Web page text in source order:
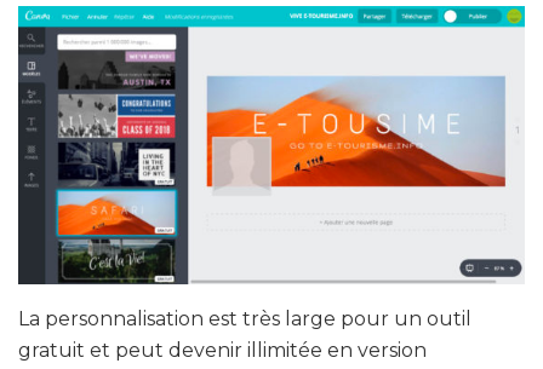
La personnalisation est très large pour un outil
gratuit et peut devenir illimitée en version